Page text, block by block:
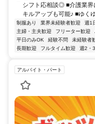
シフト応相談◎ ■介護業界
キルアップも可能♪ ■ゆく
制服あり 業界未経験者歓迎 週1
主婦・主夫歓迎
フリーター歓迎
平日のみOK
経験不問 未経験者
長期歓迎
フルタイム歓迎 週2・
アルバイト・パート